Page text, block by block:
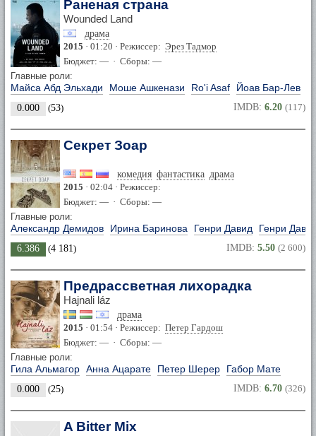
Раненая страна
Wounded Land
драма
2015 · 01:20 · Режиссер: Эрез Тадмор
Бюджет: — · Сборы: —
Главные роли:
Майса Абд Эльхади Моше Ашкенази Ro'i Asaf Йоав Бар-Лев
0.000 (53) IMDB: 6.20 (117)
Секрет Зоар
комедия фантастика драма
2015 · 02:04 · Режиссер:
Бюджет: — · Сборы: —
Главные роли:
Александр Демидов Ирина Баринова Генри Давид Генри
6.386 (4 181) IMDB: 5.50 (2 600)
Предрассветная лихорадка
Hajnali láz
драма
2015 · 01:54 · Режиссер: Петер Гардош
Бюджет: — · Сборы: —
Главные роли:
Гила Альмагор Анна Ацарате Петер Шерер Габор Мате
0.000 (25) IMDB: 6.70 (326)
A Bitter Mix